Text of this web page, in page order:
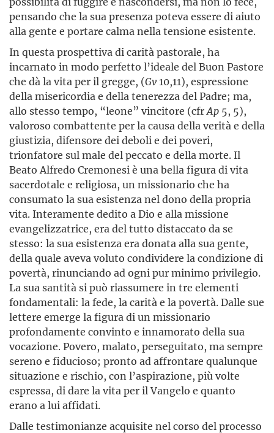
pensando che la sua presenza poteva essere di aiuto
alla gente e portare calma nella tensione esistente.
In questa prospettiva di carità pastorale, ha
incarnato in modo perfetto l’ideale del Buon Pastore
che dà la vita per il gregge, (Gv10,11), espressione
della misericordia e della tenerezza del Padre; ma,
allo stesso tempo, “leone” vincitore (cfrAp 5, 5),
valoroso combattente per la causa della verità e della
giustizia, difensore dei deboli e dei poveri,
trionfatore sul male del peccato e della morte. Il
Beato Alfredo Cremonesi è una bella figura di vita
sacerdotale e religiosa, un missionario che ha
consumato la sua esistenza nel dono della propria
vita. Interamente dedito a Dio e alla missione
evangelizzatrice, era del tutto distaccato da se
stesso: la sua esistenza era donata alla sua gente,
della quale aveva voluto condividere la condizione di
povertà, rinunciando ad ogni pur minimo privilegio.
La sua santità si può riassumere in tre elementi
fondamentali: la fede, la carità e la povertà. Dalle sue
lettere emerge la figura di un missionario
profondamente convinto e innamorato della sua
vocazione. Pove­ro, malato, perseguitato, ma sempre
sereno e fiducioso; pronto ad affrontare qualunque
situazione e rischio, con l’aspirazione, più volte
espressa, di dare la vita per il Vangelo e quanto
erano a lui affidati.
Dalle testimonianze acquisite nel corso del processo